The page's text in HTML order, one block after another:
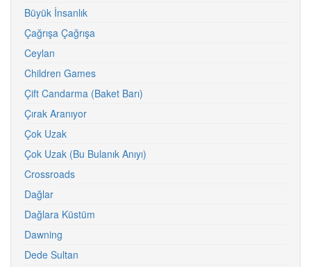
Büyük İnsanlık
Çağrışa Çağrışa
Ceylan
Children Games
Çift Candarma (Baket Barı)
Çırak Aranıyor
Çok Uzak
Çok Uzak (Bu Bulanık Anıyı)
Crossroads
Dağlar
Dağlara Küstüm
Dawning
Dede Sultan